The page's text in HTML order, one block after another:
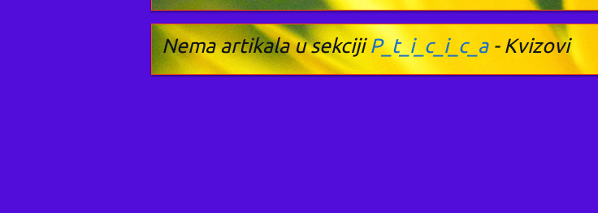
Nema artikala u sekcijiP_t_i_c_i_c_a- Kvizovi